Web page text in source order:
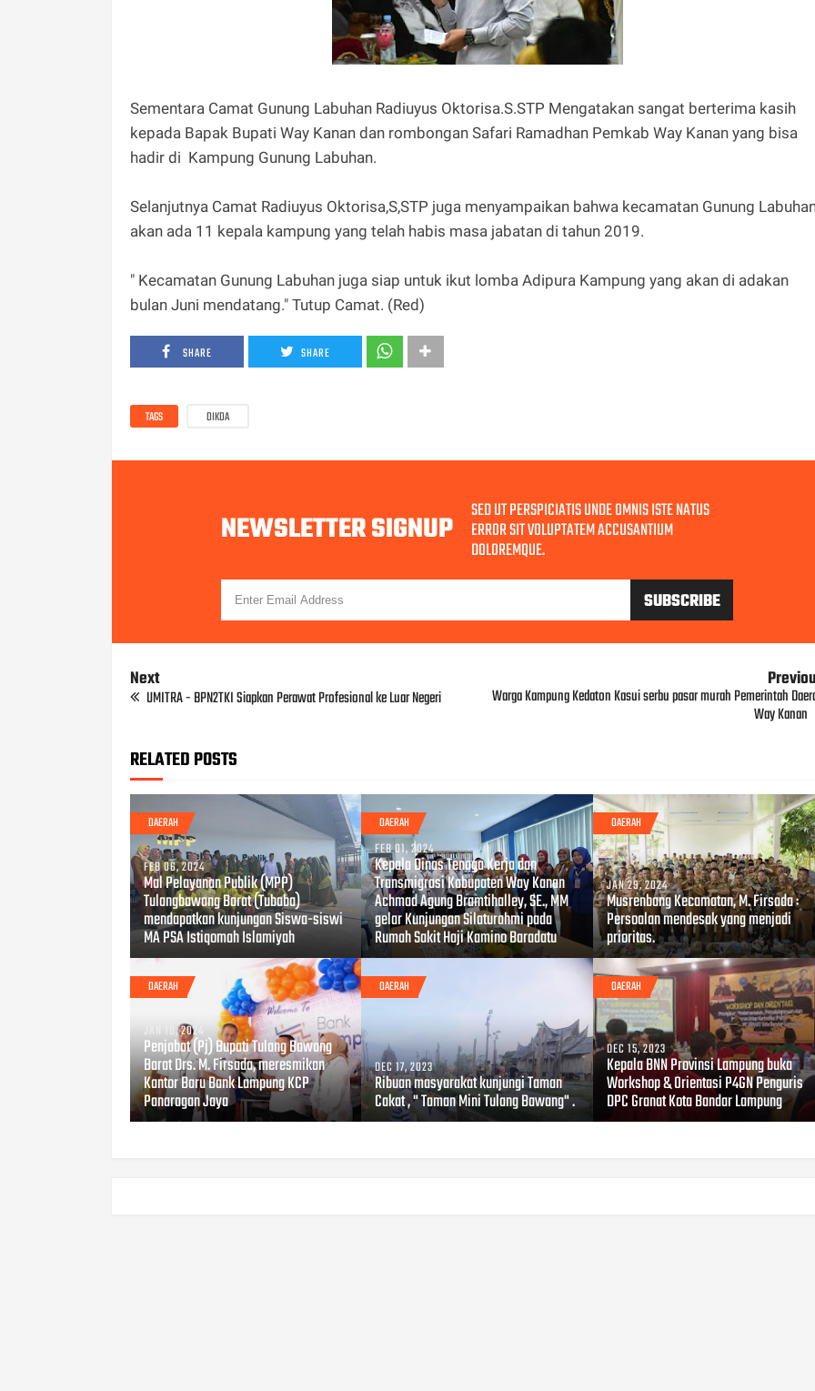
Sementara Camat Gunung Labuhan Radiuyus Oktorisa.S.STP Mengatakan sangat berterima kasih
kepada Bapak Bupati Way Kanan dan rombongan Safari Ramadhan Pemkab Way Kanan yang bisa
hadir di Kampung Gunung Labuhan.
Selanjutnya Camat Radiuyus Oktorisa,S,STP juga menyampaikan bahwa kecamatan Gunung
akan ada 11 kepala kampung yang telah habis masa jabatan di tahun 2019.
" Kecamatan Gunung Labuhan juga siap untuk ikut lomba Adipura Kampung yang akan di adakan
bulan Juni mendatang." Tutup Camat. (Red)
SHARE SHARE
TAGS DIKDA
NEWSLETTER SIGNUP SED UT PERSPICIATIS UNDE OMNIS ISTE NATUS
ERROR SIT VOLUPTATEM ACCUSANTIUM
DOLOREMQUE.
Next
UMITRA - BPN2TKI Siapkan Perawat Profesional ke Luar Negeri Warga Kampung Kedaton Kasui serbu pasar murah Pemerintah
Way Kanan
RELATED POSTS
DAERAH
FEB 06, 2024
Mal Pelayanan Publik (MPP)
Tulangbawang Barat (Tubaba)
mendapatkan kunjungan Siswa-siswi
MA PSA Istiqomah Islamiyah
DAERAH
FEB 01, 2024
Kepala Dinas Tenaga Kerja dan
Transmigrasi Kabupaten Way Kanan
Achmad Agung Bramtihalley, SE., MM
gelar Kunjungan Silaturahmi pada
Rumah Sakit Haji Kamino Baradatu
DAERAH
JAN 29, 2024
Musrenbang Kecamatan, M. Firsada :
Persoalan mendesak yang menjadi
prioritas.
DAERAH
JAN 10, 2024
Penjabat (Pj) Bupati Tulang Bawang
Barat Drs. M. Firsada, meresmikan
Kantor Baru Bank Lampung KCP
Panaragan Jaya
DAERAH
DEC 17, 2023
Ribuan masyarakat kunjungi Taman
Cakat , " Taman Mini Tulang Bawang" .
DAERAH
DEC 15, 2023
Kepala BNN Provinsi Lampung buka
Workshop & Orientasi P4GN Penguris
DPC Granat Kota Bandar Lampung